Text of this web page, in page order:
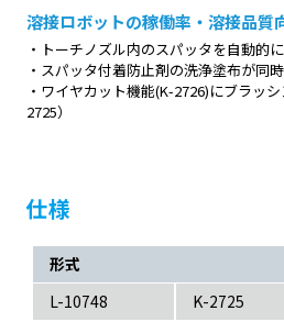
溶接ロボットの稼働率・溶接品質
・トーチノズル内のスパッタを自動的
・スパッタ付着防止剤の洗浄塗布が同
・ワイヤカット機能(K-2726)にブラッ
2725）
仕様
形式
L-10748
K-2725